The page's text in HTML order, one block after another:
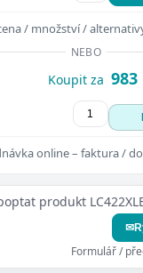
/ množství /
NEBO
Koupit za 983
online – faktura /
produkt
✉
Formulář /